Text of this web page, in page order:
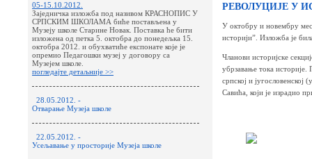
05-15.10.2012.
Заједничка изложба под називом КРАСНОПИС У
СРПСКИМ ШКОЛАМА биће постављена у
Музеју школе Старине Новак. Поставка ће бити
изложена од петка 5. октобра до понедељка 15.
октобра 2012. и обухватиће експонате које је
опремио Педагошки музеј у договору са
Музејем школе.
погледајте детаљније >>
28.05.2012. -
Отварање Музеја школе
22.05.2012. -
Усељавање у просторије Музеја школе
РЕВОЛУЦИЈЕ У
У октобру и новембру
историји”. Изложба је
Чланови историјске
убрзавање тока историје.
српској и
Савића, који је израдио